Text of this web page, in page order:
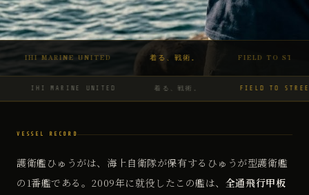
IHI MARINE UNITED 着る、戦術。 FIELD TO STREET
IHI MARINE UNITED 着る、戦術。 FIELD TO STREET
VESSEL RECORD
護衛艦ひゅうがは、海上自衛隊が保有するひゅうが型護衛艦
の1番艦である。2009年に就役したこの艦は、 全通飛行甲板